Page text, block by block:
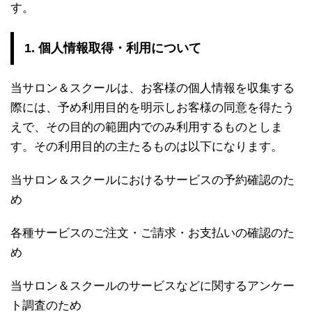
す。
1. 個人情報取得・利用について
当サロン＆スクールは、お客様の個人情報を収集する
際には、予め利用目的を明示しお客様の同意を得たう
えで、その目的の範囲内でのみ利用するものとしま
す。その利用目的の主たるものは以下になります。
当サロン＆スクールにおけるサービスの予約確認のた
め
各種サービスのご注文・ご請求・お支払いの確認のた
め
当サロン＆スクールのサービスなどに関するアンケー
ト調査のため